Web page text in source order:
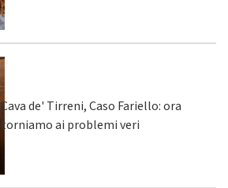
Cava de' Tirreni, Caso Fariello: ora
torniamo ai problemi veri